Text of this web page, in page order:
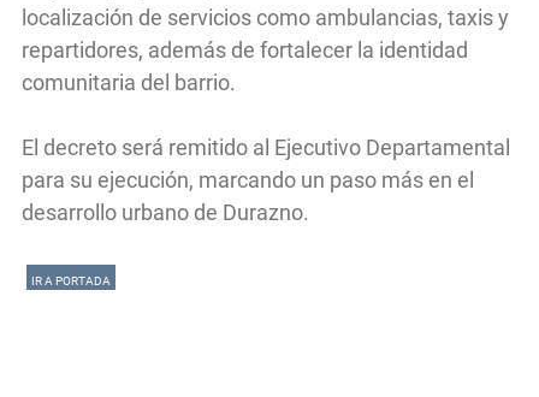
localización de servicios como ambulancias, taxis y
repartidores, además de fortalecer la identidad
comunitaria del barrio.
El decreto será remitido al Ejecutivo Departamental
para su ejecución, marcando un paso más en el
desarrollo urbano de Durazno.
IR A PORTADA